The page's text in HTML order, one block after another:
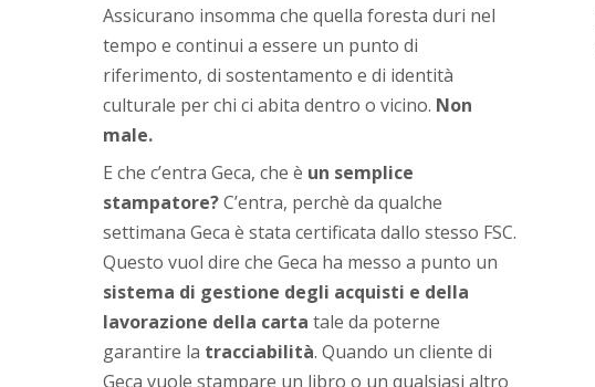
Assicurano insomma che quella foresta duri nel
tempo e continui a essere un punto di
riferimento, di sostentamento e di identità
culturale per chi ci abita dentro o vicino. Non
male.
E che c’entra Geca, che è un semplice
stampatore?C’entra, perchè da qualche
settimana Geca è stata certificata dallo stesso FSC.
Questo vuol dire che Geca ha messo a punto un
sistema di gestione degli acquisti e della
lavorazione della carta tale da poterne
garantire la tracciabilità. Quando un cliente di
Geca vuole stampare un libro o un qualsiasi altro